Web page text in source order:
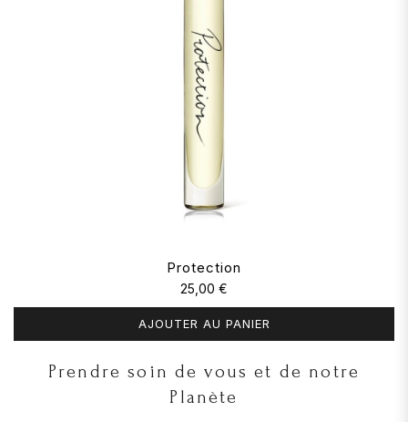
Protection
25,00 €
AJOUTER AU PANIER
Prendre soin de vous et de notre
Planète